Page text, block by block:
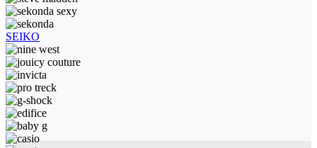
SEIKO